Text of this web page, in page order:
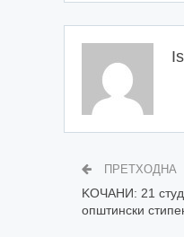
ПРЕТХОДНА
KOЧАНИ: 21
општински